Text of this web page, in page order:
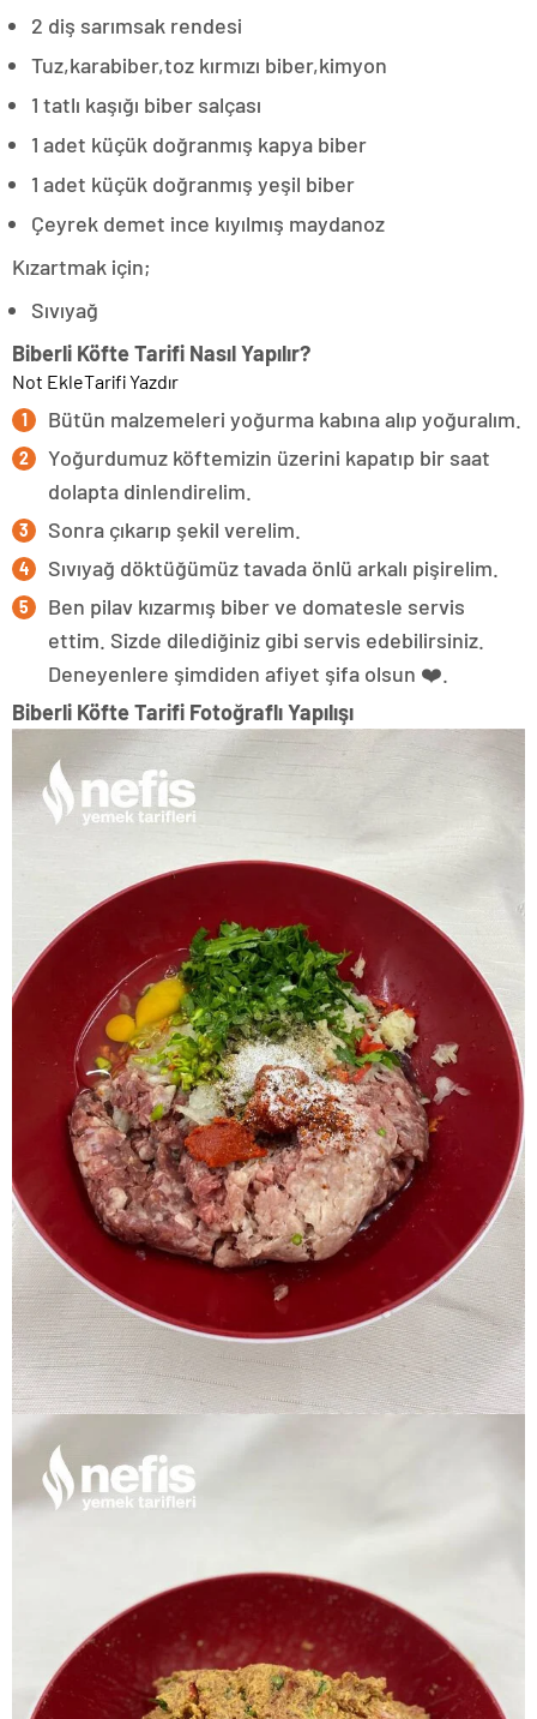
2 diş sarımsak rendesi
Tuz,karabiber,toz kırmızı biber,kimyon
1 tatlı kaşığı biber salçası
1 adet küçük doğranmış kapya biber
1 adet küçük doğranmış yeşil biber
Çeyrek demet ince kıyılmış maydanoz
Kızartmak için;
Sıvıyağ
Biberli Köfte Tarifi Nasıl Yapılır?
Not EkleTarifi Yazdır
Bütün malzemeleri yoğurma kabına alıp yoğuralım.
Yoğurdumuz köftemizin üzerini kapatıp bir saat
dolapta dinlendirelim.
Sonra çıkarıp şekil verelim.
Sıvıyağ döktüğümüz tavada önlü arkalı pişirelim.
Ben pilav kızarmış biber ve domatesle servis
ettim. Sizde dilediğiniz gibi servis edebilirsiniz.
Deneyenlere şimdiden afiyet şifa olsun ❤️.
Biberli Köfte Tarifi Fotoğraflı Yapılışı